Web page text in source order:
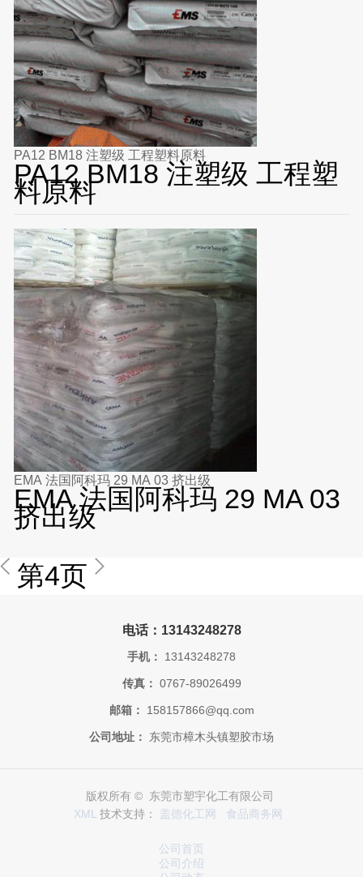
PA12 BM18 注塑级 工程塑料原料
PA12 BM18 注塑级 工程塑
料原料
EMA 法国阿科玛 29 MA 03 挤出级
EMA 法国阿科玛 29 MA 03
挤出级
第4页
电话：13143248278
手机： 13143248278
传真： 0767-89026499
邮箱： 158157866@qq.com
公司地址： 东莞市樟木头镇塑胶市场
版权所有 © 东莞市塑宇化工有限公司
XML 技术支持： 盖德化工网 食品商务网
公司首页
公司介绍